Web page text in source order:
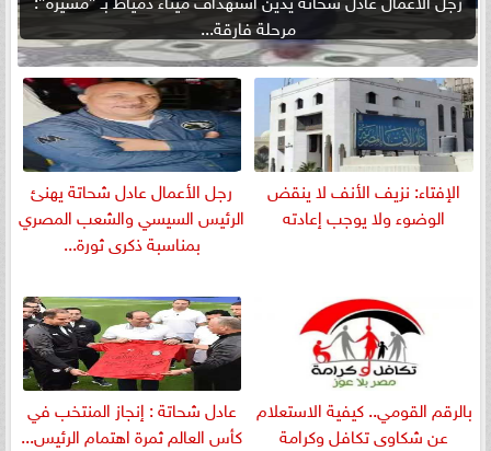
مرحلة فارقة...
الإفتاء: نزيف الأنف لا ينقض
الوضوء ولا يوجب إعادته
رجل الأعمال عادل شحاتة يهنئ
الرئيس السيسي والشعب المصري
بمناسبة ذكرى ثورة...
بالرقم القومي.. كيفية الاستعلام
عن شكاوى تكافل وكرامة
عادل شحاتة : إنجاز المنتخب في
كأس العالم ثمرة اهتمام الرئيس...